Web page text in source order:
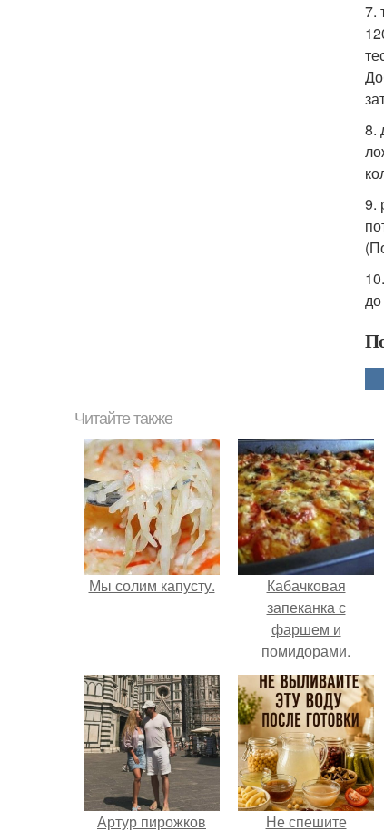
7.
8.
9.
Читайте также
Мы солим капусту.
Кабачковая
запеканка с
фаршем и
помидорами.
Артур пирожков Не спешите